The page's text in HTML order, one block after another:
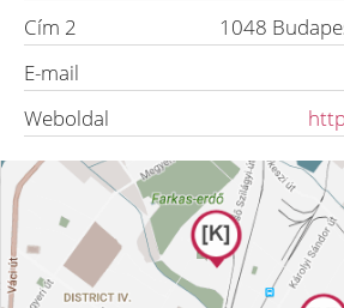
Cím 2
1048
E-mail
Weboldal